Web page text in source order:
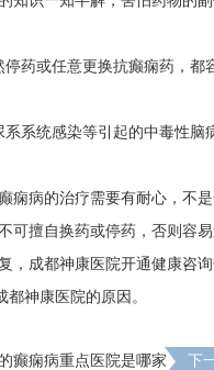
药或任意更换抗癫痫药，都
系统感染等引起的中毒性脑
痫病的治疗需要有耐心，不是
可擅自换药或停药，否则容
，成都神康医院开通健康咨
神康医院的原因。
癫痫病重点医院是哪家 下